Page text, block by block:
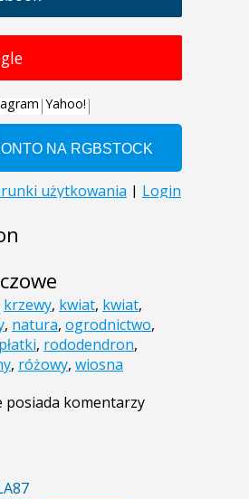
krzewy, kwiat, kwiat,
, natura, ogrodnictwo,
płatki, rododendron,
, różowy, wiosna
posiada komentarzy